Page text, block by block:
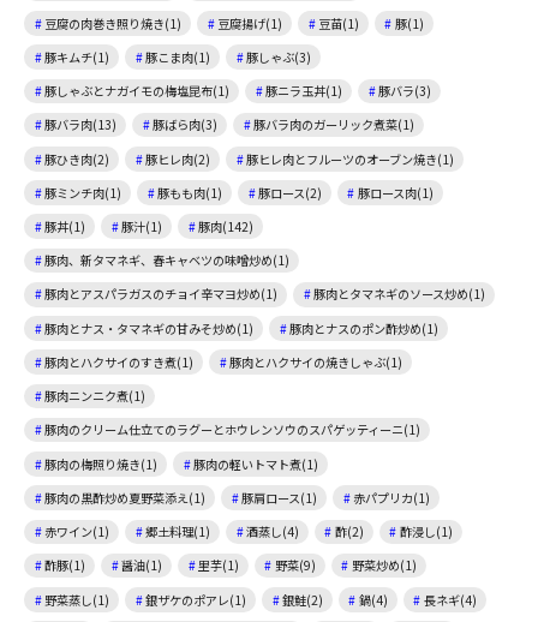
豆腐の肉巻き照り焼き(1)
豆腐揚げ(1) 豆苗(1)
豚(1)
豚キムチ(1)
豚こま肉(1)
豚しゃぶ(3)
豚しゃぶとナガイモの梅塩昆布(1)
豚ニラ玉丼(1)
豚バラ(3)
豚バラ肉(13)
豚ばら肉(3)
豚バラ肉のガーリック煮菜(1)
豚ひき肉(2)
豚ヒレ肉(2)
豚ヒレ肉とフルーツのオーブン焼き(1)
豚ミンチ肉(1)
豚もも肉(1) 豚ロース(2)
豚ロース肉(1)
豚丼(1)
豚汁(1)
豚肉(142)
豚肉、新タマネギ、春キャベツの味噌炒め(1)
豚肉とアスパラガスのチョイ辛マヨ炒め(1)
豚肉とタマネギのソース炒め(1)
豚肉とナス・タマネギの甘みそ炒め(1)
豚肉とナスのポン酢炒め(1)
豚肉とハクサイのすき煮(1)
豚肉とハクサイの焼きしゃぶ(1)
豚肉ニンニク煮(1)
豚肉のクリーム仕立てのラグーとホウレンソウのスパゲッティーニ(1)
豚肉の梅照り焼き(1)
豚肉の軽いトマト煮(1)
豚肉の黒酢炒め夏野菜添え(1)
豚肩ロース(1)
赤パプリカ(1)
赤ワイン(1)
郷土料理(1) 酒蒸し(4) 酢(2)
酢浸し(1)
酢豚(1)
醤油(1) 里芋(1) 野菜(9)
野菜炒め(1)
野菜蒸し(1)
銀ザケのポアレ(1) 銀鮭(2) 鍋(4)
長ネギ(4)